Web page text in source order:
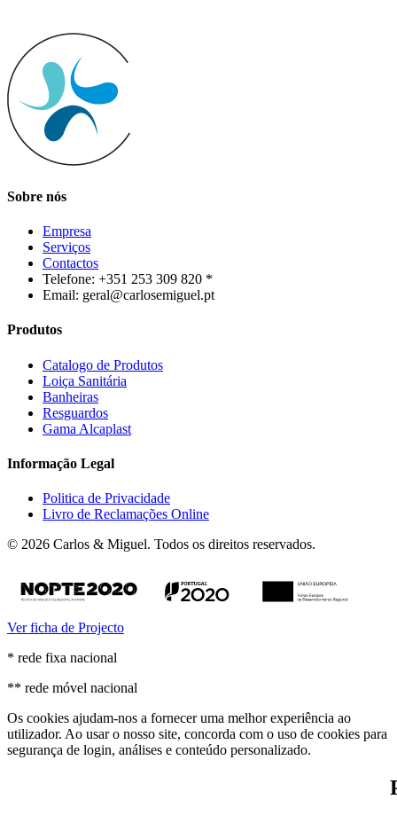
Sobre nós
Empresa
Serviços
Contactos
Telefone: +351 253 309 820 *
Email: geral@carlosemiguel.pt
Produtos
Catalogo de Produtos
Loiça Sanitária
Banheiras
Resguardos
Gama Alcaplast
Informação Legal
Politica de Privacidade
Livro de Reclamações Online
© 2026 Carlos & Miguel. Todos os direitos reservados.
Ver ficha de Projecto
* rede fixa nacional
** rede móvel nacional
Os cookies ajudam-nos a fornecer uma melhor experiência ao
utilizador. Ao usar o nosso site, concorda com o uso de cookies para
segurança de login, análises e conteúdo personalizado.